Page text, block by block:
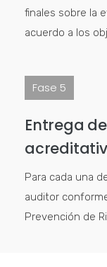
finales sobre la
acuerdo a los
Fase 5
Entrega
Para cada una
auditor
Prevención de